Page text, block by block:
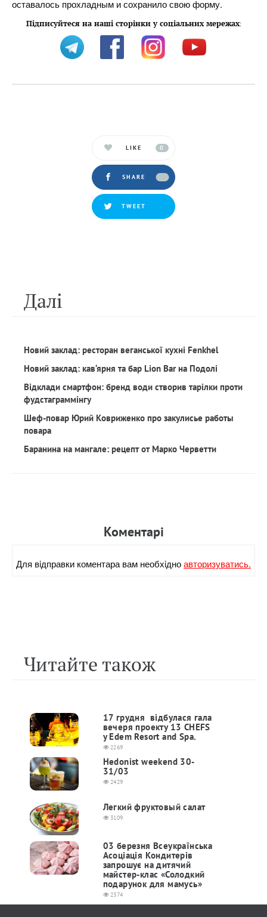
оставалось прохладным и сохранило свою форму.
Підписуйтеся на наші сторінки у соціальних мережах:
LIKE 0
SHARE
TWEET
Далi
Новий заклад: ресторан веганської кухні Fenkhel
Новий заклад: кав‘ярня та бар Lion Bar на Подолі
Відклади смартфон: бренд води створив тарілки проти
фудстаграммінгу
Шеф-повар Юрий Ковриженко про закулисье работы
повара
Баранина на мангале: рецепт от Марко Черветти
Коментарi
Для вiдправки коментара вам необхiдноавторизуватись.
Читайте також
17 грудня відбулася гала
вечеря проекту 13 CHEFS
у Edem Resort and Spa.
2269
Hedonist weekend 30-
31/03
2429
Легкий фруктовый салат
3109
03 березня Всеукраїнська
Асоціація Кондитерів
запрошує на дитячий
майстер-клас «Солодкий
подарунок для мамусь»
2374